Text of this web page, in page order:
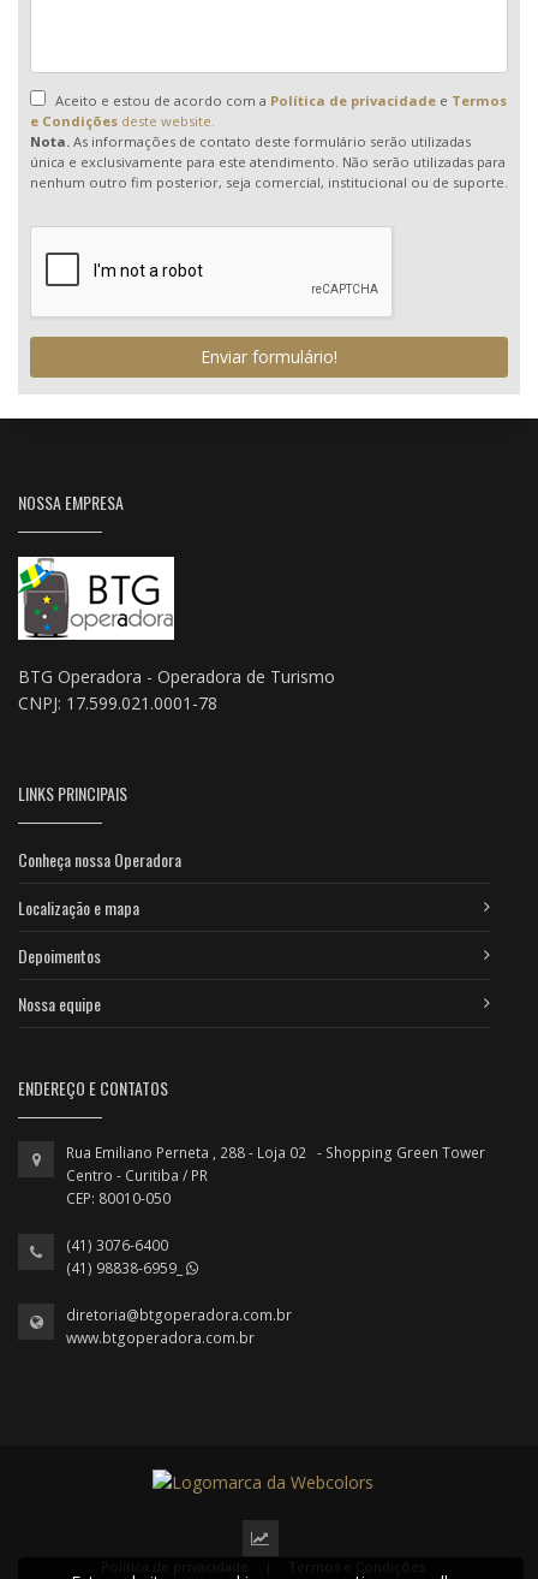
Aceito e estou de acordo com a Política de privacidadee Termos
e Condições deste website.
Nota. As informações de contato deste formulário serão utilizadas
única e exclusivamente para este atendimento. Não serão utilizadas para
nenhum outro fim posterior, seja comercial, institucional ou de suporte.
Enviar formulário!
NOSSA EMPRESA
BTG Operadora - Operadora de Turismo
CNPJ: 17.599.021.0001-78
LINKS PRINCIPAIS
Conheça nossa Operadora
Localização e mapa
Depoimentos
Nossa equipe
ENDEREÇO E CONTATOS
Rua Emiliano Perneta , 288 - Loja 02 - Shopping Green Tower
Centro - Curitiba / PR
CEP: 80010-050
(41) 3076-6400
(41) 98838-6959_
diretoria@btgoperadora.com.br
www.btgoperadora.com.br